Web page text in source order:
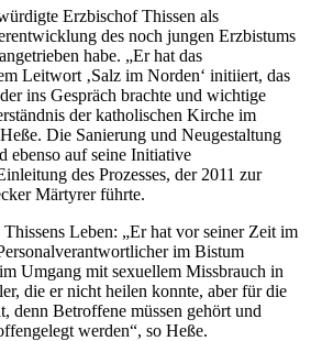
Erzbischof Thissen als
des noch jungen Erzbistums
habe. „Er hat das
Leitwort ‚Salz im Norden‘ initiiert, das
ins Gespräch brachte und wichtige
der katholischen Kirche im
Die Sanierung und Neugestaltung
ebenso auf seine Initiative
des Prozesses, der 2011 zur
Märtyrer führte.
Leben: „Er hat vor seiner Zeit im
im Bistum
Umgang mit sexuellem Missbrauch in
die er nicht heilen konnte, aber für die
denn Betroffene müssen gehört und
werden“, so Heße.